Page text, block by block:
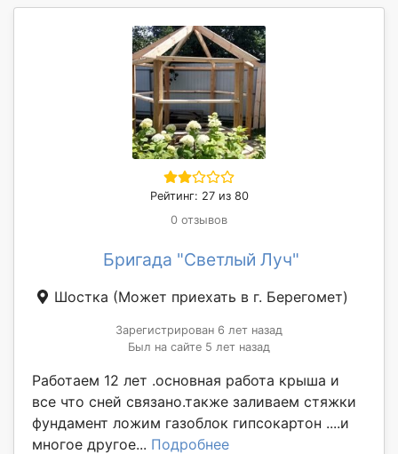
Рейтинг: 27 из 80
0 отзывов
Бригада "Светлый Луч"
Шостка (Может приехать в г. Берегомет)
Зарегистрирован 6 лет назад
Был на сайте 5 лет назад
Работаем 12 лет .основная работа крыша и
все что сней связано.также заливаем стяжки
фундамент ложим газоблок гипсокартон ....и
многое другое... Подробнее